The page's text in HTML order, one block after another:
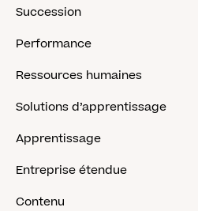
Succession
Performance
Ressources humaines
Solutions d’apprentissage
Apprentissage
Entreprise étendue
Contenu